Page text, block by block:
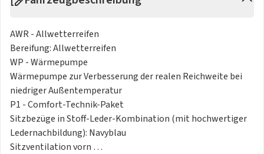
AWR - Allwetterreifen
Bereifung: Allwetterreifen
WP - Wärmepumpe
Wärmepumpe zur Verbesserung der realen Reichweite bei
niedriger Außentemperatur
P1 - Comfort-Technik-Paket
Sitzbezüge in Stoff-Leder-Kombination (mit hochwertiger
Ledernachbildung): Navyblau
Sitzventilation vorn